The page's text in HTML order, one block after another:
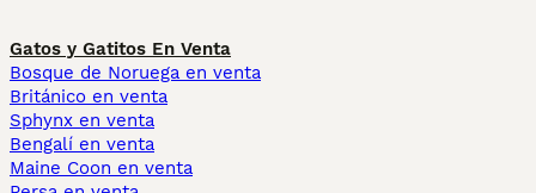
Gatos y Gatitos En Venta
Bosque de Noruega en venta
Británico en venta
Sphynx en venta
Bengalí en venta
Maine Coon en venta